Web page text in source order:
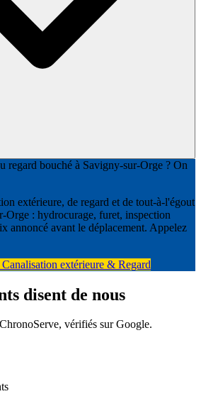
regard bouché à Savigny-sur-Orge ? On
extérieure, de regard et de tout-à-l'égout
Orge : hydrocurage, furet, inspection
annoncé avant le déplacement. Appelez
extérieure & Regard
disent de nous
vérifiés sur Google.